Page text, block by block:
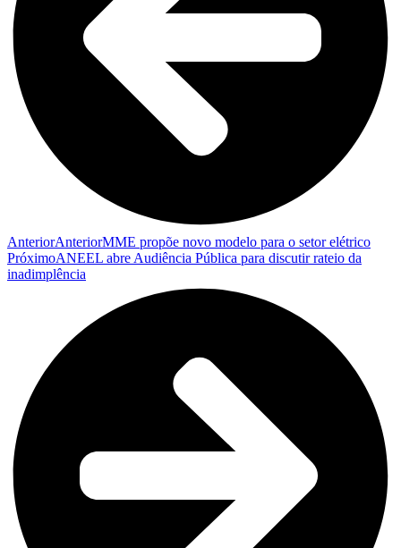
AnteriorAnteriorMME propõe novo modelo para o setor elétrico
PróximoANEEL abre Audiência Pública para discutir rateio da
inadimplência